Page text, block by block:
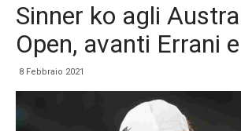
Sinner ko agli
Open, avanti Errani
8 Febbraio 2021